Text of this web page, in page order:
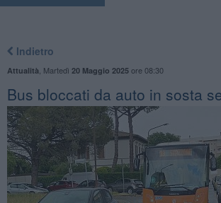
Indietro
Attualità Martedì 20 Maggio 2025ore 08:30
Bus bloccati da auto in sosta